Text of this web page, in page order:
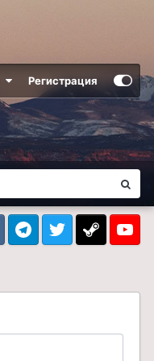
Регистрация
TelegramTwitter Steam